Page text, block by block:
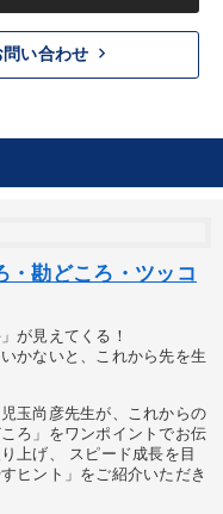
い合わせ keyboard_arrow_right
・勘どころ・ツッコ
が見えてくる！
かないと、これから先を生
玉尚彦先生が、これからの
ろ」をワンポイントでお伝
上げ、 スピード成長を目
ヒント」をご紹介いただき